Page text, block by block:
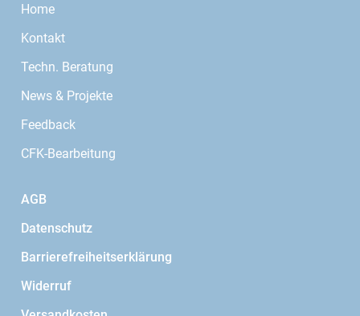
Home
Kontakt
Techn. Beratung
News & Projekte
Feedback
CFK-Bearbeitung
AGB
Datenschutz
Barrierefreiheitserklärung
Widerruf